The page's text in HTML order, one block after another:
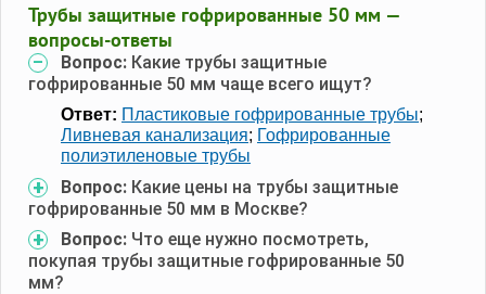
Трубы защитные гофрированные 50 мм —
вопросы-ответы
Вопрос: Какие трубы защитные
гофрированные 50 мм чаще всего ищут?
Ответ: Пластиковые гофрированные трубы;
Ливневая канализация; Гофрированные
полиэтиленовые трубы
Вопрос: Какие цены на трубы защитные
гофрированные 50 мм в Москве?
Вопрос: Что еще нужно посмотреть,
покупая трубы защитные гофрированные 50
мм?